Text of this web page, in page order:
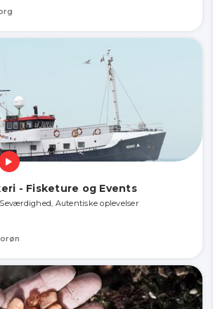
- Fisketure og Events
Autentiske oplevelser